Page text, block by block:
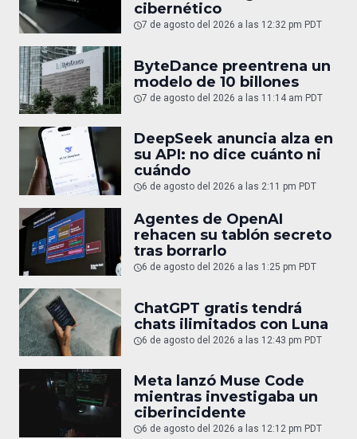
cibernético
7 de agosto del 2026 a las 12:32 pm PDT
ByteDance preentrena un
modelo de 10 billones
7 de agosto del 2026 a las 11:14 am PDT
DeepSeek anuncia alza en
su API: no dice cuánto ni
cuándo
6 de agosto del 2026 a las 2:11 pm PDT
Agentes de OpenAI
rehacen su tablón secreto
tras borrarlo
6 de agosto del 2026 a las 1:25 pm PDT
ChatGPT gratis tendrá
chats ilimitados con Luna
6 de agosto del 2026 a las 12:43 pm PDT
Meta lanzó Muse Code
mientras investigaba un
ciberincidente
6 de agosto del 2026 a las 12:12 pm PDT